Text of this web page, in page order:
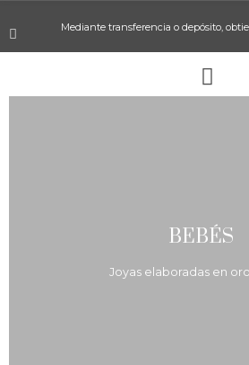
Mediante transferencia o depósito,
BEBÉS
Joyas elaboradas en